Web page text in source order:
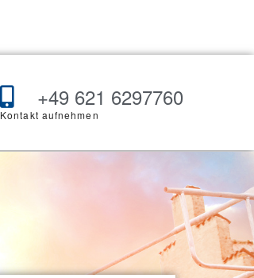
+49 621 6297760
Kontakt aufnehmen